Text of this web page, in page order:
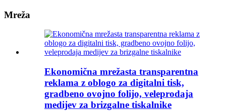
Mreža
Ekonomična mrežasta transparentna
reklama z oblogo za digitalni tisk,
gradbeno ovojno folijo, veleprodaja
medijev za brizgalne tiskalnike